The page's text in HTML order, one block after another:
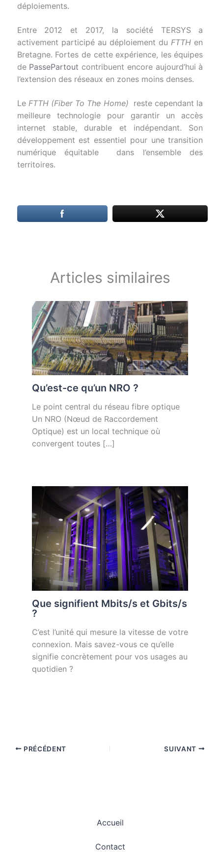
déploiements.
Entre 2012 et 2017, la société TERSYS a
activement participé au déploiement duFTTH en
Bretagne. Fortes de cette expérience, les équipes
de PassePartout contribuent encore aujourd’hui à
l’extension des réseaux en zones moins denses.
Le FTTH (Fiber To The Home) reste cependant la
meilleure technologie pour garantir un accès
internet stable, durable et indépendant. Son
développement est essentiel pour une transition
numérique équitable dans l’ensemble des
territoires.
Articles similaires
Qu’est-ce qu’un NRO ?
Le point central du réseau fibre optique
Un NRO (Nœud de Raccordement
Optique) est un local technique où
convergent toutes […]
Que signifient Mbits/s et Gbits/s
?
C’est l’unité qui mesure la vitesse de votre
connexion. Mais savez-vous ce qu’elle
signifie concrètement pour vos usages au
quotidien ?
PRÉCÉDENT SUIVANT
Accueil
Contact